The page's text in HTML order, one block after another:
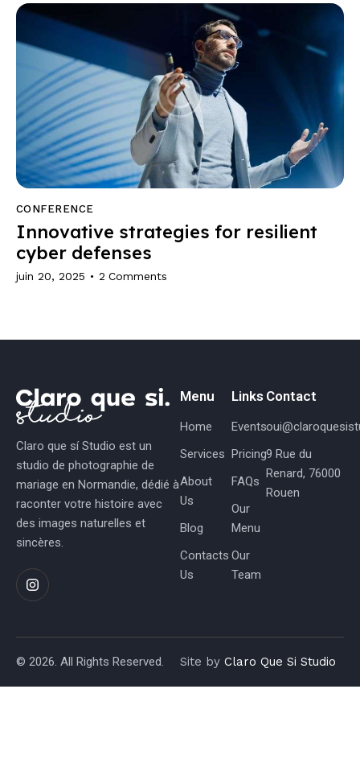
CONFERENCE
Innovative strategies for resilient
cyber defenses
juin 20, 2025 2 Comments
Claro que sí Studio est un
studio de photographie de
mariage en Normandie, dédié à
raconter votre histoire avec
des images naturelles et
sincères.
Menu
Home
Services
About
Us
Blog
Contacts
Us
Links
Events
Pricing
FAQs
Our
Menu
Our
Team
Contact
9 Rue du
Renard, 76000
Rouen
© 2026. All Rights Reserved. Site by Claro Que Si Studio